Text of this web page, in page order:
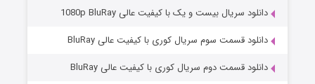
عملیات آپارتمان
دانلود سریال بیست و یک با کیفیت عالی 1080p BluRay
دانلود قسمت سوم سریال کوری با کیفیت عالی BluRay
دانلود قسمت دوم سریال کوری با کیفیت عالی BluRay